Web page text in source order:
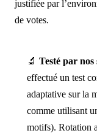
justifiée par
de votes.
🔬 Testé par nos
effectué un test
adaptative sur la
comme utilisant
motifs). Rotation